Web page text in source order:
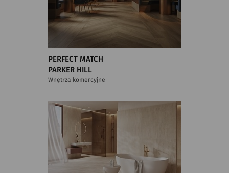
PERFECT MATCH
PARKER HILL
Wnętrza komercyjne